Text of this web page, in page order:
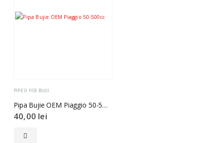
PIPE SI FISE BUJII
Pipa Bujie OEM Piaggio 50-500cc
40,00 lei